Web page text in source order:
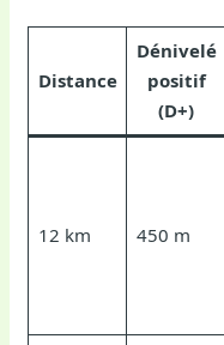
Distance
Dénivelé
positif
(D+)
12 km 450 m